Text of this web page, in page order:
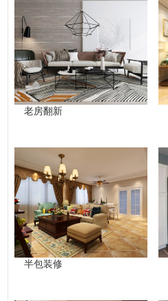
老房翻新
半包装修